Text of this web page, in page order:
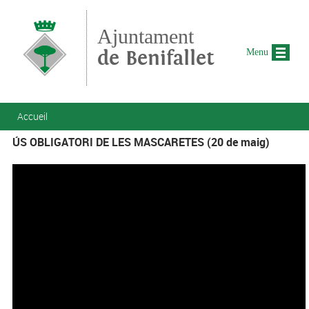
Ajuntament
de Benifallet
Vous êtes ici
Accueil
ÚS OBLIGATORI DE LES MASCARETES (20 de maig)
Menu